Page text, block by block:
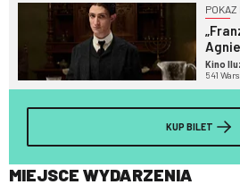
Kino
541
KUP BILET
MIEJSCE WYDARZENIA